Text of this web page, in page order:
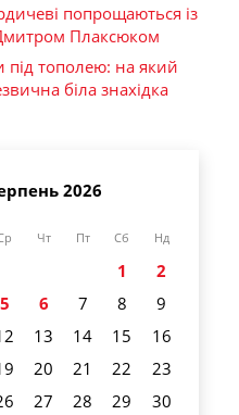
попрощаються із
Плаксюком
під тополею: на який
біла знахідка
2026
Чт Пт Сб Нд
1
2
5 6 7 8
9
13 14 15
16
20 21 22
23
27 28 29
30